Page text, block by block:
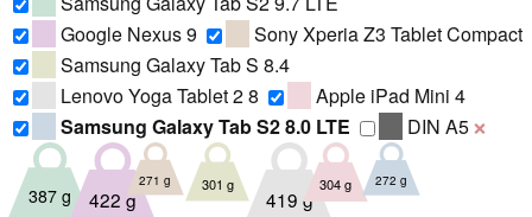
Google Nexus 9
Sony Xperia Z3 Tablet Compact
Samsung Galaxy Tab S 8.4
Lenovo Yoga Tablet 2 8
Apple iPad Mini 4
Samsung Galaxy Tab S2 8.0 LTE
DIN A5 ❌
387 g 422 g
271 g 301 g
419 g
304 g 272 g